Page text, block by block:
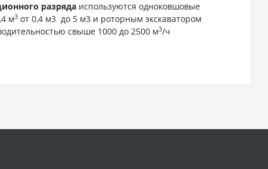
разряда используются одноковшовые
м3 от 0,4 м3 до 5 м3 и роторным экскаватором
свыше 1000 до 2500 м3/ч